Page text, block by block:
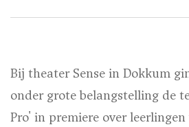
Bij theater Sense in Dokkum
onder grote belangstelling de
Pro' in premiere over